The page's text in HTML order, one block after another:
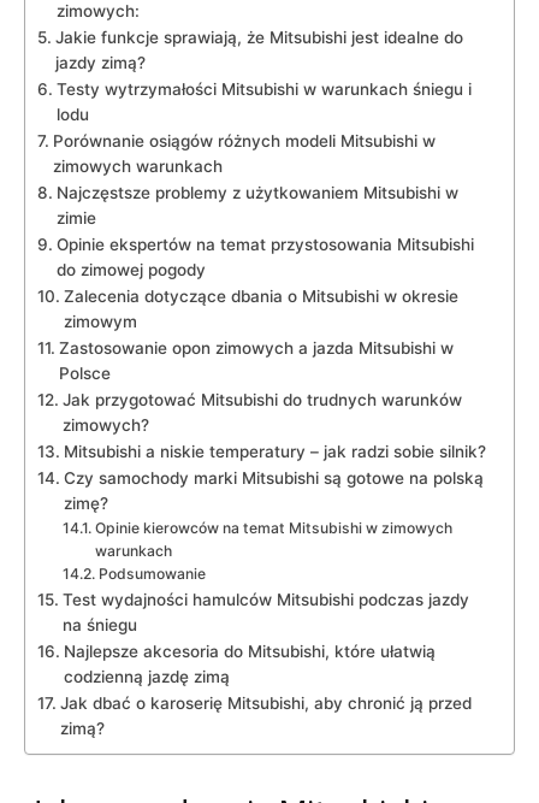
⁣zimowych:
Jakie funkcje sprawiają, że Mitsubishi ‌jest idealne ⁢do
⁢jazdy zimą?
Testy wytrzymałości Mitsubishi w warunkach ‍śniegu i
lodu
Porównanie osiągów ‌różnych modeli Mitsubishi w
zimowych warunkach
Najczęstsze problemy z użytkowaniem Mitsubishi w
zimie
Opinie‍ ekspertów na temat‌ przystosowania Mitsubishi
do zimowej pogody
Zalecenia dotyczące dbania‌ o‌ Mitsubishi w okresie
⁢zimowym
Zastosowanie opon zimowych a⁣ jazda Mitsubishi w
Polsce
Jak ⁢przygotować Mitsubishi do trudnych‌ warunków
zimowych?
Mitsubishi ‌a niskie temperatury⁤ – jak radzi ⁤sobie silnik?
Czy⁢ samochody marki Mitsubishi są⁤ gotowe na polską
zimę?
Opinie⁤ kierowców na temat Mitsubishi w zimowych
warunkach
Podsumowanie
Test ​wydajności hamulców Mitsubishi podczas jazdy‌
na śniegu
Najlepsze ‌akcesoria do Mitsubishi, które ⁣ułatwią​
codzienną ‌jazdę zimą
Jak dbać ‌o karoserię Mitsubishi, aby chronić‌ ją przed
zimą?